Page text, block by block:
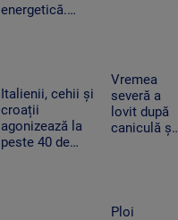
energetică.
trebuie să ne
întoarcem în
beznă”
Recoltele
au atins
niveluri
record
Italienii, cehii și
croații
agonizează la
peste 40 de
Vremea
severă a
lovit după
caniculă și
în timp ce
Ploi